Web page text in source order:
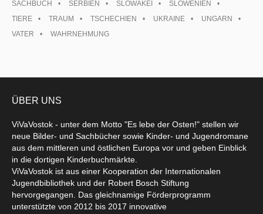
SACHBUCH
SERBIEN SLOWAKEI
SLOWENIEN
TIERE
TRAUM TSCHECHIEN UKRAINE
UNGARN
VATER
WAHRNEHMUNG
ÜBER UNS
ViVaVostok - unter dem Motto "Es lebe der Osten!" stellen wir
neue Bilder- und Sachbücher sowie Kinder- und Jugendromane
aus dem mittleren und östlichen Europa vor und geben Einblick
in die dortigen Kinderbuchmärkte.
ViVaVostok ist aus einer Kooperation der Internationalen
Jugendbibliothek und der Robert Bosch Stiftung
hervorgegangen. Das gleichnamige Förderprogramm
unterstützte von 2012 bis 2017 innovative